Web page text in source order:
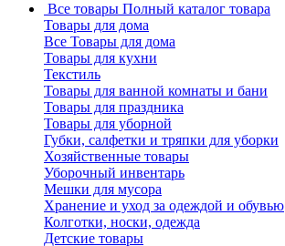
Все товары Полный каталог товара
Товары для дома
Все Товары для дома
Товары для кухни
Текстиль
Товары для ванной комнаты и бани
Товары для праздника
Товары для уборной
Губки, салфетки и тряпки для уборки
Хозяйственные товары
Уборочный инвентарь
Мешки для мусора
Хранение и уход за одеждой и обувью
Колготки, носки, одежда
Детские товары